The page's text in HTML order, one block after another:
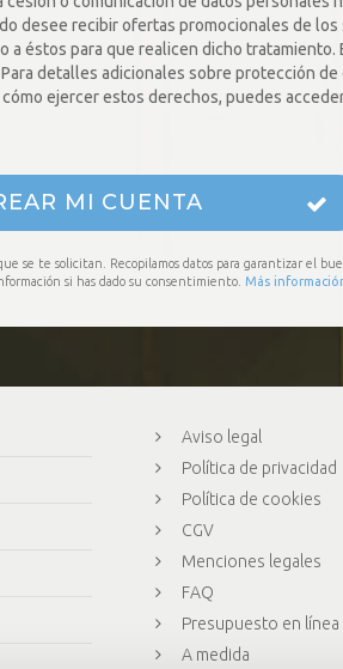
desee recibir ofertas promocionales de los
a éstos para que realicen dicho
detalles adicionales sobre protección de
ejercer estos derechos, puedes
MI CUENTA
se te solicitan. Recopilamos datos para garantizar el
si has dado su consentimiento. Más
Aviso legal
Política de privacidad
Política de cookies
CGV
Menciones legales
FAQ
Presupuesto en línea
A medida